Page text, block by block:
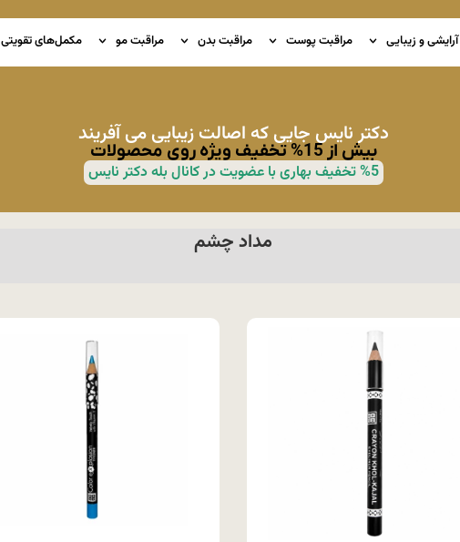
آرایشی و زیبایی مراقبت پوست مراقبت بدن مراقبت مو مکمل‌های تقویتی
دکتر نایس جایی که اصالت زیبایی می آفریند
بیش از 15% تخفیف ویژه روی محصولات
%5 تخفیف بهاری با عضویت در کانال بله دکتر نایس
مداد چشم